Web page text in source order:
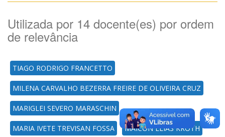
Utilizada por 14 docente(es) por ordem
de relevância
TIAGO RODRIGO FRANCETTO
MILENA CARVALHO BEZERRA FREIRE DE OLIVEIRA CRUZ
MARIGLEI SEVERO MARASCHIN
MARIA IVETE TREVISAN FOSSA MAICON ELIAS KROTH